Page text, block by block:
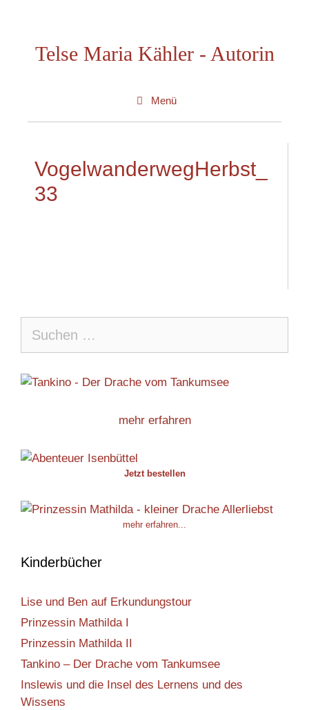
springenTelse Maria Kähler - Autorin
Menü
VogelwanderwegHerbst_
33
nach:
mehr erfahren
Jetzt bestellen
mehr erfahren...
Kinderbücher
Lise und Ben auf Erkundungstour
Prinzessin Mathilda I
Prinzessin Mathilda II
Tankino – Der Drache vom Tankumsee
Inslewis und die Insel des Lernens und des
Wissens